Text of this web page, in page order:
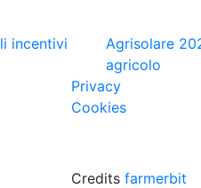
incentivi
Agrisolare
agricolo
Privacy
Cookies
Credits farmerbit